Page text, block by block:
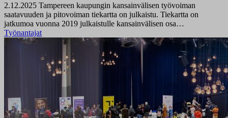
2.12.2025 Tampereen kaupungin kansainvälisen työvoiman
saatavuuden ja pitovoiman tiekartta on julkaistu. Tiekartta on
jatkumoa vuonna 2019 julkaistulle kansainvälisen osa…
Työnantajat